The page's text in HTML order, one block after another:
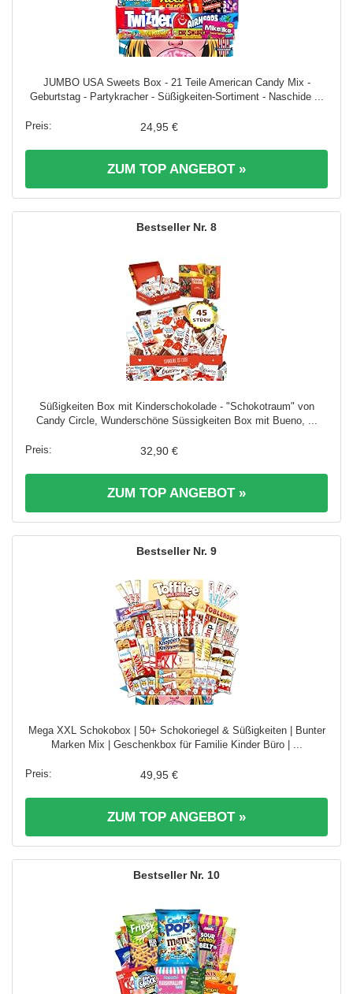
JUMBO USA Sweets Box - 21 Teile American Candy Mix -
Geburtstag - Partykracher - Süßigkeiten-Sortiment - Naschide ...
24,95 €
ZUM TOP ANGEBOT »
8
Süßigkeiten Box mit Kinderschokolade - "Schokotraum" von
Candy Circle, Wunderschöne Süssigkeiten Box mit Bueno, ...
32,90 €
ZUM TOP ANGEBOT »
9
Mega XXL Schokobox | 50+ Schokoriegel & Süßigkeiten | Bunter
Marken Mix | Geschenkbox für Familie Kinder Büro | ...
49,95 €
ZUM TOP ANGEBOT »
10